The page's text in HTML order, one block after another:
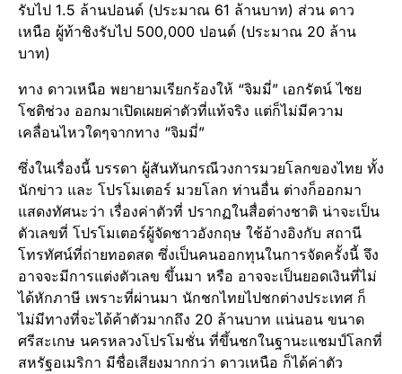
รับไป 1.5 ล้านปอนด์ (ประมาณ 61 ล้านบาท) ส่วน ดาว
เหนือ ผู้ท้าชิงรับไป 500,000 ปอนด์ (ประมาณ 20 ล้าน
บาท)
ทาง ดาวเหนือ พยายามเรียกร้องให้ “จิมมี่” เอกรัตน์ ไชย
โชติช่วง ออกมาเปิดเผยค่าตัวที่แท้จริง แต่ก็ไม่มีความ
เคลื่อนไหวใดๆจากทาง “จิมมี่”
ซึ่งในเรื่องนี้ บรรดา ผู้สันทันกรณีวงการมวยโลกของไทย ทั้ง
นักข่าว และ โปรโมเตอร์ มวยโลก ท่านอื่น ต่างก็ออกมา
แสดงทัศนะว่า เรื่องค่าตัวที่ ปรากฏในสื่อต่างชาติ น่าจะเป็น
ตัวเลขที่ โปรโมเตอร์ผู้จัดชาวอังกฤษ ใช้อ้างอิงกับ สถานี
โทรทัศน์ที่ถ่ายทอดสด ซึ่งเป็นคนออกทุนในการจัดครั้งนี้ จึง
อาจจะมีการแต่งตัวเลข ขึ้นมา หรือ อาจจะเป็นยอดเงินที่ไม่
ได้หักภาษี เพราะที่ผ่านมา นักชกไทยไปชกต่างประเทศ ก็
ไม่มีทางที่จะได้ค้าตัวมากถึง 20 ล้านบาท แน่นอน ขนาด
ศรีสะเกษ นครหลวงโปรโมชั่น ที่ขึ้นชกในฐานะแชมป์โลกที่
สหรัฐอเมริกา มีชื่อเสียงมากกว่า ดาวเหนือ ก็ได้ค่าตัว